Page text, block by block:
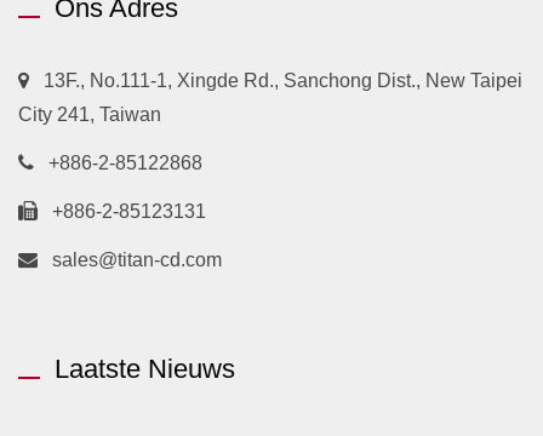
Ons Adres
13F., No.111-1, Xingde Rd., Sanchong Dist., New Taipei
City 241, Taiwan
+886-2-85122868
+886-2-85123131
sales@titan-cd.com
Laatste Nieuws